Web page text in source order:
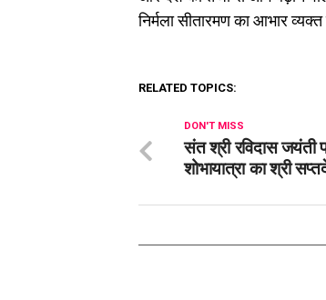
निर्मला सीतारमण का आभार
RELATED TOPICS:
DON'T MISS
संत श्री रविदास जयंती
शोभायात्रा का श्री